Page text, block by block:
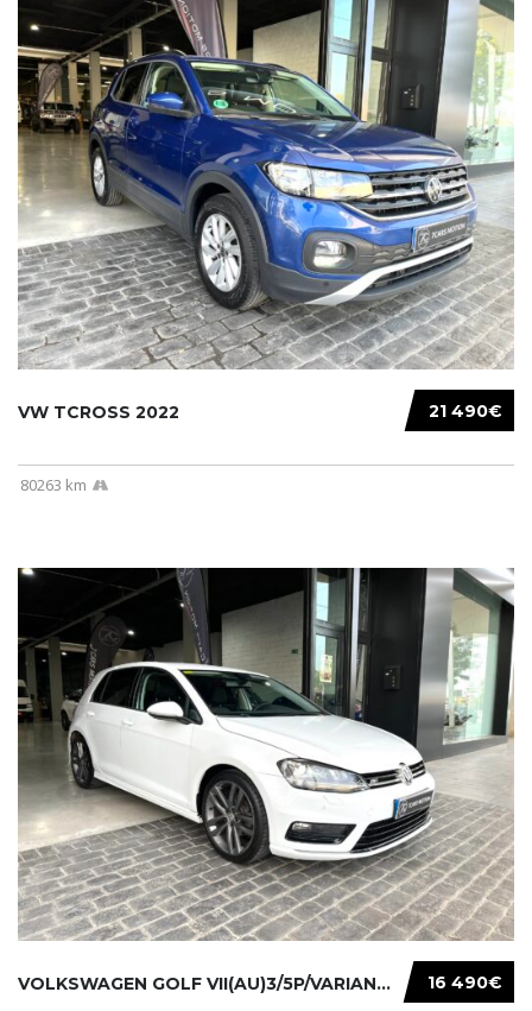
21 490€
VW TCROSS 2022
80263 km
16 490€
VOLKSWAGEN GOLF VII(AU)3/5P/VARIANT(12-16 20...